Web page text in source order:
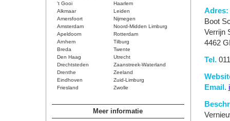
't Gooi
Haarlem
Alkmaar
Leiden
Amersfoort
Nijmegen
Amsterdam
Noord-Midden Limburg
Apeldoorn
Rotterdam
Arnhem
Tilburg
Breda
Twente
Den Haag
Utrecht
Drechtsteden
Zaanstreek-Waterland
Drenthe
Zeeland
Eindhoven
Zuid-Limburg
Friesland
Zwolle
Meer informatie
Adres:
Boot
Verrijn
4462
Tel.
Email.